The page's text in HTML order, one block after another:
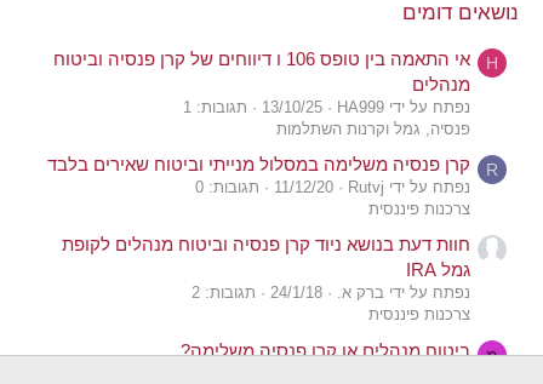
נושאים דומים
H
אי התאמה בין טופס 106 ו דיווחים של קרן פנסיה וביטוח
מנהלים
נפתח על ידי HA999 13/10/25
תגובות: 1
פנסיה, גמל וקרנות השתלמות
R קרן פנסיה משלימה במסלול מנייתי וביטוח שאירים בלבד
נפתח על ידי Rutvj 11/12/20
תגובות: 0
צרכנות פיננסית
חוות דעת בנושא ניוד קרן פנסיה וביטוח מנהלים לקופת
גמל IRA
נפתח על ידי ברק א. 24/1/18
תגובות: 2
צרכנות פיננסית
מ ביטוח מנהלים או קרן פנסיה משלימה?